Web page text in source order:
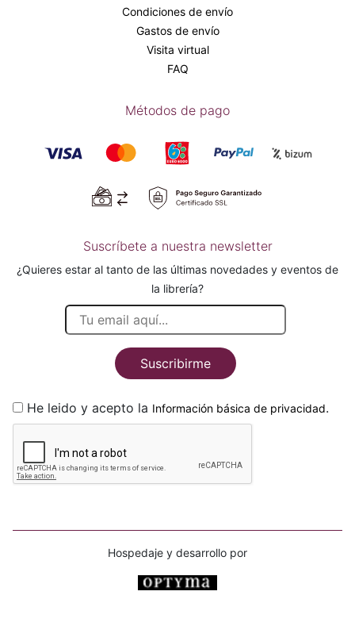
Condiciones de envío
Gastos de envío
Visita virtual
FAQ
Métodos de pago
Suscríbete a nuestra newsletter
¿Quieres estar al tanto de las últimas novedades y eventos de
la librería?
Suscribirme
He leido y acepto la Información básica de privacidad.
Hospedaje y desarrollo por